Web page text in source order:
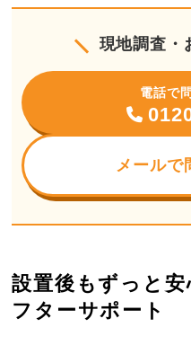
現地調査・
電話で
メールで
設置後もずっと
フターサポート